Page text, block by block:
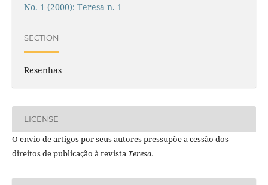
No. 1 (2000): Teresa n. 1
SECTION
Resenhas
LICENSE
O envio de artigos por seus autores pressupõe a cessão dos
direitos de publicação à revista Teresa.